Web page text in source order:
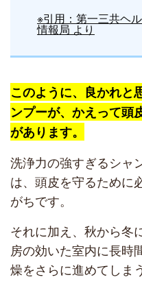
※引用：第一三共ヘ
情報局 より
このように、良かれと
ンプーが、かえって頭
があります。
洗浄力の強すぎるシャ
は、頭皮を守るために
がちです。
それに加え、秋から冬
房の効いた室内に長時
燥をさらに進めてしま